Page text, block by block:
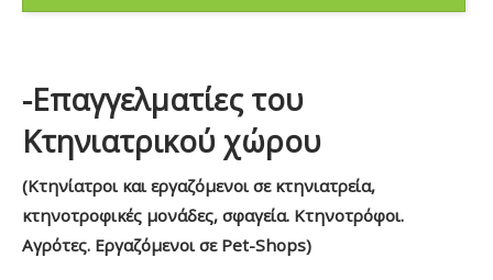
-Επαγγελματίες του
Κτηνιατρικού χώρου
(Κτηνίατροι και εργαζόμενοι σε κτηνιατρεία,
κτηνοτροφικές μονάδες, σφαγεία. Κτηνοτρόφοι.
Αγρότες. Εργαζόμενοι σε Pet-Shops)